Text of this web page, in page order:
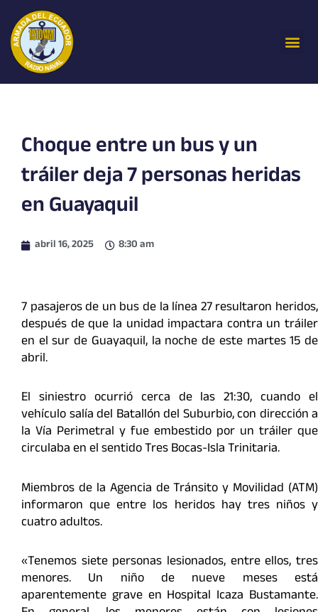
contenido
Choque entre un bus y un
tráiler deja 7 personas heridas
en Guayaquil
abril 16, 2025 8:30 am
7 pasajeros de un bus de la línea 27 resultaron heridos,
después de que la unidad impactara contra un tráiler
en el sur de Guayaquil, la noche de este martes 15 de
abril.
El siniestro ocurrió cerca de las 21:30, cuando el
vehículo salía del Batallón del Suburbio, con dirección a
la Vía Perimetral y fue embestido por un tráiler que
circulaba en el sentido Tres Bocas-Isla Trinitaria.
Miembros de la Agencia de Tránsito y Movilidad (ATM)
informaron que entre los heridos hay tres niños y
cuatro adultos.
«Tenemos siete personas lesionados, entre ellos, tres
menores. Un niño de nueve meses está
aparentemente grave en Hospital Icaza Bustamante.